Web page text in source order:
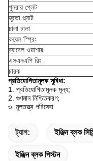
পুনরায় প্লেট
জুতো প্ল্যাট
চালা চালা
কয়েল স্প্রিং
ব্যারেল ওয়াশার
এসএনএপি রিং
চারক
প্রতিযোগিতামূলক সুবিধা:
1. প্রতিযোগিতামূলক মূল্য;
2. গুণমান নিশ্চিতকরণ;
৩. মূলতত্ত্ব পরিষেবা
ট্যাগ: ইঞ্জিন ব্লক
ইঞ্জিন ব্লক পিস্টন